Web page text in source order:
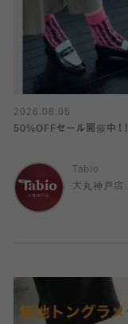
2026.08.05
50%OFFセール開催中！！
Tabio
大丸神戸店